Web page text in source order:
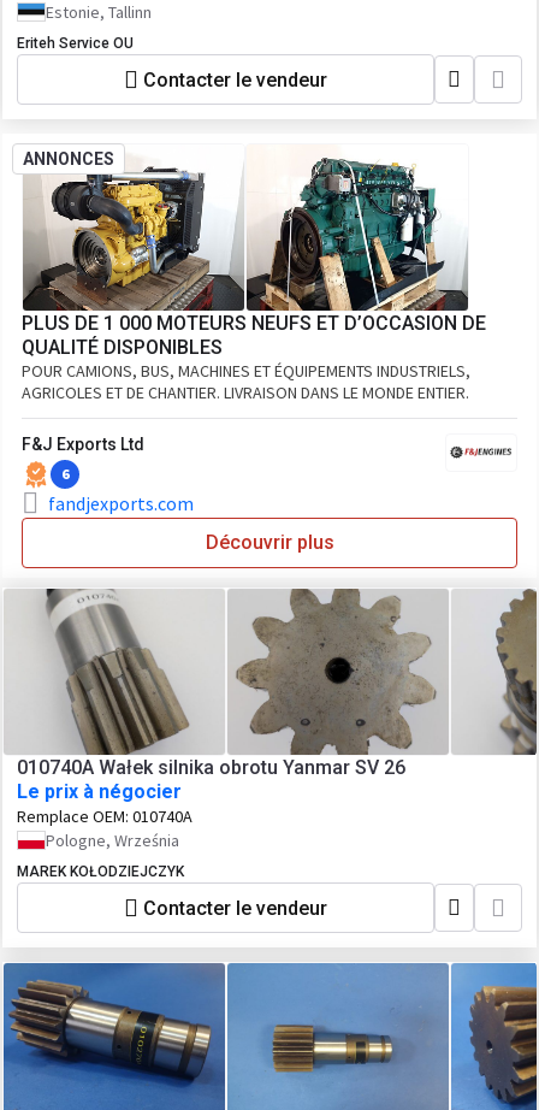
Estonie, Tallinn
Eriteh Service OU
Contacter le vendeur
ANNONCES
PLUS DE 1 000 MOTEURS NEUFS ET D’OCCASION DE
QUALITÉ DISPONIBLES
POUR CAMIONS, BUS, MACHINES ET ÉQUIPEMENTS INDUSTRIELS,
AGRICOLES ET DE CHANTIER. LIVRAISON DANS LE MONDE ENTIER.
F&J Exports Ltd
6
fandjexports.com
Découvrir plus
010740A Wałek silnika obrotu Yanmar SV 26
Le prix à négocier
Remplace OEM: 010740A
Pologne, Września
MAREK KOŁODZIEJCZYK
Contacter le vendeur